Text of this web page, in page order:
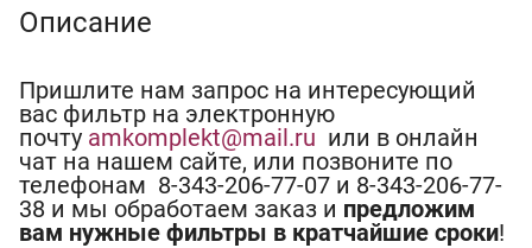
Описание
Пришлите нам запрос на интересующий
вас фильтр на электронную
почту amkomplekt@mail.ru или в онлайн
чат на нашем сайте, или позвоните по
телефонам 8-343-206-77-07 и 8-343-206-77-
38 и мы обработаем заказ и предложим
вам нужные фильтры в кратчайшие сроки!